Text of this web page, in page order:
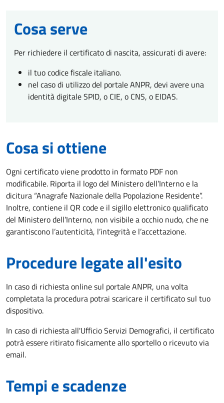
Cosa serve
Per richiedere il certificato di nascita, assicurati di avere:
il tuo codice fiscale italiano.
nel caso di utilizzo del portale ANPR, devi avere una
identità digitale SPID, o CIE, o CNS, o EIDAS.
Cosa si ottiene
Ogni certificato viene prodotto in formato PDF non
modificabile. Riporta il logo del Ministero dell’Interno e la
dicitura “Anagrafe Nazionale della Popolazione Residente”.
Inoltre, contiene il QR code e il sigillo elettronico qualificato
del Ministero dell’Interno, non visibile a occhio nudo, che ne
garantiscono l’autenticità, l’integrità e l’accettazione.
Procedure legate all'esito
In caso di richiesta online sul portale ANPR, una volta
completata la procedura potrai scaricare il certificato sul tuo
dispositivo.
In caso di richiesta all'Ufficio Servizi Demografici, il certificato
potrà essere ritirato fisicamente allo sportello o ricevuto via
email.
Tempi e scadenze